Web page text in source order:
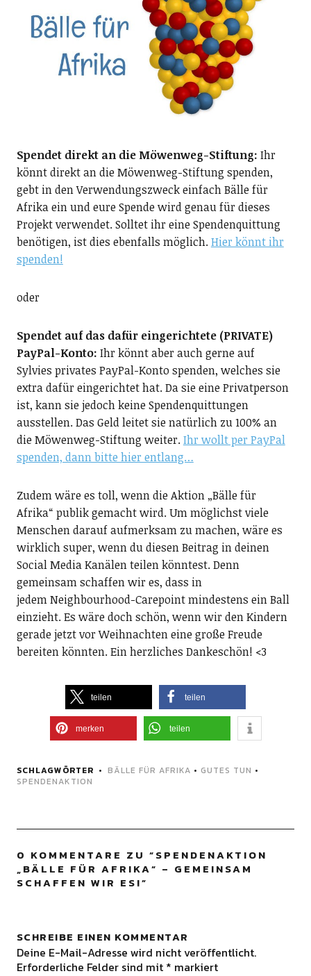
Spendet direkt an die Möwenweg-Stiftung: Ihr
könnt direkt an die Möwenweg-Stiftung spenden,
gebt in den Verwendungszweck einfach Bälle für
Afrika ein und eure Spende wird genau für dieses
Projekt verwendet. Solltet ihr eine Spendenquittung
benötigen, ist dies ebenfalls möglich.Hier könnt ihr
spenden!
oder
Spendet auf das dafür eingerichtete (PRIVATE)
PayPal-Konto: Ihr könnt aber auch gerne auf
Sylvies privates PayPal-Konto spenden, welches sie
extra dafür eingerichtet hat. Da sie eine Privatperson
ist, kann sie jedoch keine Spendenquittungen
ausstellen. Das Geld leitet sie natürlich zu 100% an
die Möwenweg-Stiftung weiter.Ihr wollt per PayPal
spenden, dann bitte hier entlang…
Zudem wäre es toll, wenn die Aktion „Bälle für
Afrika“ publik gemacht wird. Um möglichst viele
Menschen darauf aufmerksam zu machen, wäre es
wirklich super, wenn du diesen Beitrag in deinen
Social Media Kanälen teilen könntest. Denn
gemeinsam schaffen wir es, dass in
jedem Neighbourhood-Carepoint mindestens ein Ball
einzieht. Es wäre doch schön, wenn wir den Kindern
gerade jetzt vor Weihnachten eine große Freude
bereiten könnten. Ein herzliches Dankeschön! <3
teilen teilen
merken teilen
SCHLAGWÖRTER BÄLLE FÜR AFRIKA • GUTES TUN •
SPENDENAKTION
0 KOMMENTARE ZU “SPENDENAKTION
„BÄLLE FÜR AFRIKA“ – GEMEINSAM
SCHAFFEN WIR ES!”
SCHREIBE EINEN KOMMENTAR
Deine E-Mail-Adresse wird nicht veröffentlicht.
Erforderliche Felder sind mit * markiert